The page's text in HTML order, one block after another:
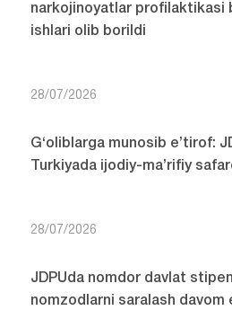
narkojinoyatlar profilaktikasi
ishlari olib borildi
28/07/2026
G‘oliblarga munosib e’tirof:
Turkiyada ijodiy-ma’rifiy
28/07/2026
JDPUda nomdor davlat
nomzodlarni saralash davom